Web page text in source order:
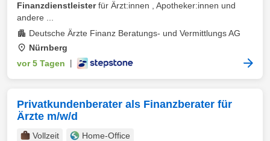
Finanzdienstleisterfür Ärzt:innen , Apotheker:innen und
andere ...
Deutsche Ärzte Finanz Beratungs- und Vermittlungs AG
Nürnberg
vor 5 Tagen
Privatkundenberater als Finanzberater für
Ärzte m/w/d
Vollzeit
Home-Office